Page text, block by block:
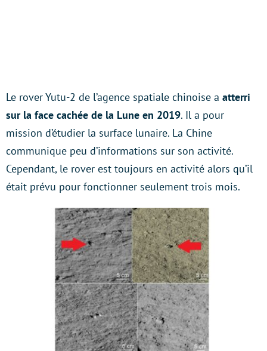
Le rover Yutu-2 de l’agence spatiale chinoise a atterri
sur la face cachée de la Lune en 2019. Il a pour
mission d’étudier la surface lunaire. La Chine
communique peu d’informations sur son activité.
Cependant, le rover est toujours en activité alors qu’il
était prévu pour fonctionner seulement trois mois.